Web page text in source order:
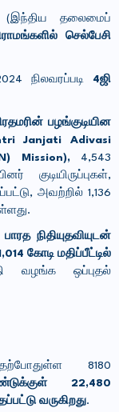
(இந்திய தலைமைப்
செல்பேசி
நிலவரப்படி 4ஜி
பழங்குடியின
Janjati Adivasi
Mission),4,543
குடியிருப்புகள்,
அவற்றில் 1,136
பாரத நிதியுதவியுடன்
கோடி மதிப்பீட்டில்
வழங்க ஒப்புதல்
8180
22,480
வருகிறது.